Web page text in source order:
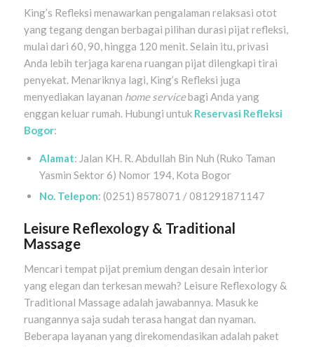
King’s Refleksi menawarkan pengalaman relaksasi otot
yang tegang dengan berbagai pilihan durasi pijat refleksi,
mulai dari 60, 90, hingga 120 menit. Selain itu, privasi
Anda lebih terjaga karena ruangan pijat dilengkapi tirai
penyekat. Menariknya lagi, King’s Refleksi juga
menyediakan layanan home servicebagi Anda yang
enggan keluar rumah. Hubungi untuk Reservasi Refleksi
Bogor:
Alamat: Jalan KH. R. Abdullah Bin Nuh (Ruko Taman
Yasmin Sektor 6) Nomor 194, Kota Bogor
No. Telepon: (0251) 8578071 / 081291871147
Leisure Reflexology & Traditional
Massage
Mencari tempat pijat premium dengan desain interior
yang elegan dan terkesan mewah? Leisure Reflexology &
Traditional Massage adalah jawabannya. Masuk ke
ruangannya saja sudah terasa hangat dan nyaman.
Beberapa layanan yang direkomendasikan adalah paket